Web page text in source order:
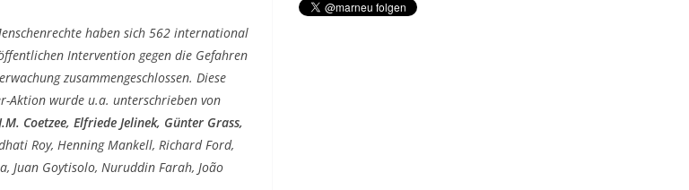
haben sich 562 international
Intervention gegen die Gefahren
zusammengeschlossen. Diese
Aktion wurde u.a. unterschrieben von
Coetzee, Elfriede Jelinek, Günter Grass,
Roy, Henning Mankell, Richard Ford,
Juan Goytisolo, Nuruddin Farah, João